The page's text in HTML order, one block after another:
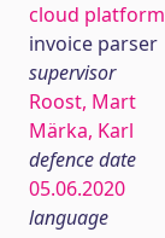
cloud platform
invoice parser
supervisor
Roost, Mart
Märka, Karl
defence date
05.06.2020
language